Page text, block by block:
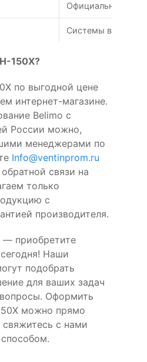
Официальная
Системы
150X?
по выгодной цене
интернет-магазине.
Belimo с
России можно,
менеджерами по
Info@ventinprom.ru
связи на
только
с
производителя.
— приобретите
Наши
подобрать
для ваших задач
Оформить
можно прямо
с нами